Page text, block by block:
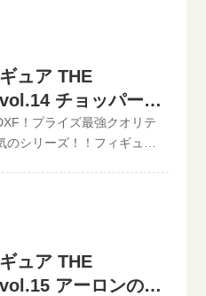
仮買取査定が可能です。
ペーン情報
無料宅配キット申し込み
。といまるから送料無料
ボールに商品を詰めて、
く、お売りになりたいも
域は、日本全国どこから
査定価格の振込手数料など
で更に具体的な金額が分か
取査定が可能です。とい
ン情報
在、各買取価格表の更新
、ご依頼頂いた買取査定
査定致しますのでご安心
ィギュア THE
ック現在の買取価格は
◆◆◆◆◆◆◆◆◆◆◆ この他
最新買取価格はコチラから↓
無料宅配キット申し込み
。といまるから送料無料
ボールに商品を詰めて、
く、お売りになりたいも
域は、日本全国どこから
ュア THE
チョッパーの
！プライズ最強クオリテ
シリーズ！！フィギュア
在、各買取価格表の更新
、ご依頼頂いた買取査定
査定致しますのでご安心
ィギュア THE
ッパー現在の買取価格は
ュア THE
アーロンの買